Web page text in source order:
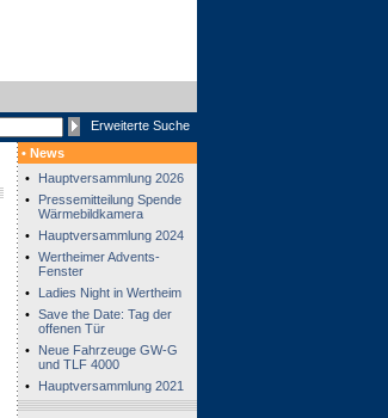
Erweiterte Suche
• News
•
Hauptversammlung 2026
•
Pressemitteilung Spende
Wärmebildkamera
•
Hauptversammlung 2024
• Wertheimer Advents-
Fenster
•
Ladies Night in Wertheim
• Save the Date: Tag der
offenen Tür
•
Neue Fahrzeuge GW-G
und TLF 4000
•
Hauptversammlung 2021